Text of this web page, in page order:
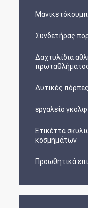
Συνδετήρας
Δαχτυλίδια
Δυτικές
εργαλείο
Ετικέττα
κοσμημάτων
Προωθητικά